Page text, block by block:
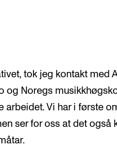
tok jeg kontakt med
og Noregs
arbeidet. Vi har i første
ser for oss at det også